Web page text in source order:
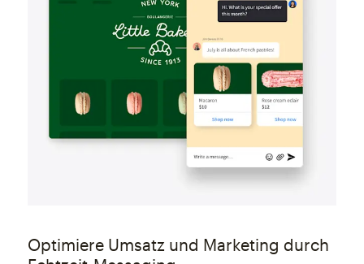
Optimiere Umsatz und Marketing durch